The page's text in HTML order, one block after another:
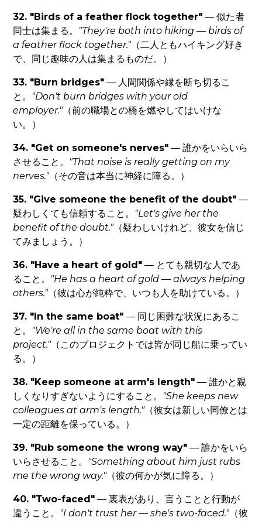
32. "Birds of a feather flock together" — 似た者
同士は集まる。 "They're both into hiking — birds of
a feather flock together."（二人ともハイキング好き
で、同じ趣味の人は集まるものだ。）
33. "Burn bridges" — 人間関係や縁を断ち切るこ
と。 "Don't burn bridges with your old
employer."（前の職場との橋を燃やしてはいけな
い。）
34. "Get on someone's nerves" — 誰かをいらいら
させること。 "That noise is really getting on my
nerves."（その音は本当に神経に障る。）
35. "Give someone the benefit of the doubt" —
疑わしくても信頼すること。 "Let's give her the
benefit of the doubt."（疑わしいけれど、彼女を信じ
てみましょう。）
36. "Have a heart of gold" — とても親切な人であ
ること。 "He has a heart of gold — always helping
others."（彼は心が純粋で、いつも人を助けている。）
37. "In the same boat" — 同じ困難な状況にあるこ
と。 "We're all in the same boat with this
project."（このプロジェクトでは皆が同じ船に乗ってい
る。）
38. "Keep someone at arm's length" — 誰かと親
しくなりすぎないようにすること。 "She keeps new
colleagues at arm's length."（彼女は新しい同僚とは
一定の距離を保っている。）
39. "Rub someone the wrong way" — 誰かをいら
いらさせること。 "Something about him just rubs
me the wrong way."（彼の何かが気に障る。）
40. "Two-faced" — 裏表があり、言うことと行動が
違うこと。 "I don't trust her — she's two-faced."（彼